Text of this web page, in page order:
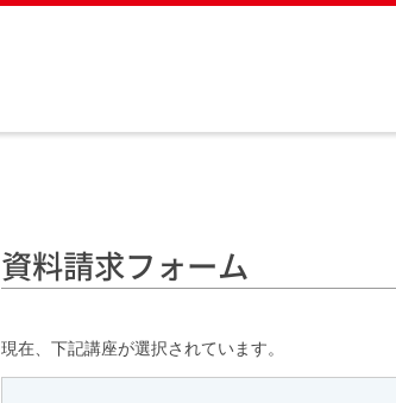
資料請求フォーム
現在、下記講座が選択されています。